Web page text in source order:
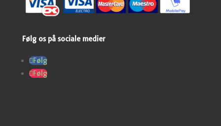
Følg os på sociale medier
Følg
Følg